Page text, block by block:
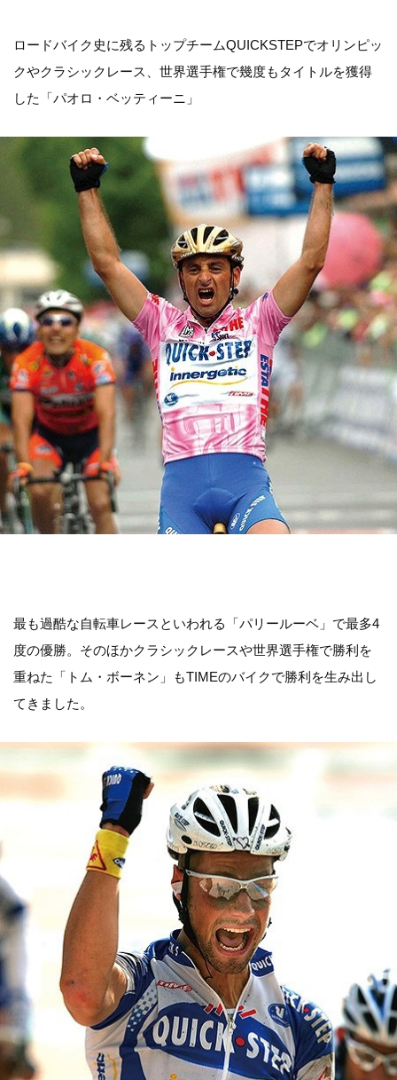
ロードバイク史に残るトップチームQUICKSTEPでオリンピッ
クやクラシックレース、世界選手権で幾度もタイトルを獲得
した「パオロ・ベッティーニ」
最も過酷な自転車レースといわれる「パリールーベ」で最多4
度の優勝。そのほかクラシックレースや世界選手権で勝利を
重ねた「トム・ボーネン」もTIMEのバイクで勝利を生み出し
てきました。